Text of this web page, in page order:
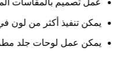
عمل تصميم بالمقاسات
يمكن تنفيذ أكثر من لون
يمكن عمل لوحات جلد